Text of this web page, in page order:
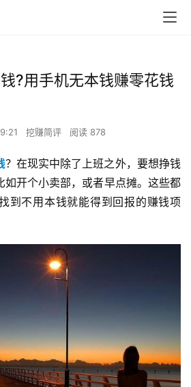
?用手机无本钱赚零花钱
挖赚简评 阅读 878
？在现实中除了上班之外，要想挣钱
如开个小卖部，或者早点摊。这些都
到不用本钱就能得到回报的赚钱项